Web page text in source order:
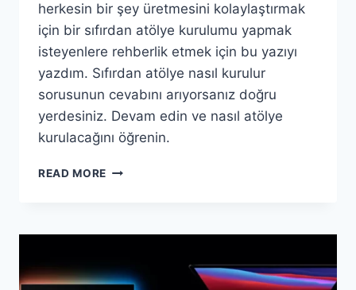
herkesin bir şey üretmesini kolaylaştırmak
için bir sıfırdan atölye kurulumu yapmak
isteyenlere rehberlik etmek için bu yazıyı
yazdım. Sıfırdan atölye nasıl kurulur
sorusunun cevabını arıyorsanız doğru
yerdesiniz. Devam edin ve nasıl atölye
kurulacağını öğrenin.
READ MORE SIFIRDAN
NASIL